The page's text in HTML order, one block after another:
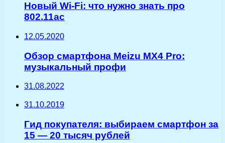
Новый Wi-Fi: что нужно знать про
802.11ac
12.05.2020
Обзор смартфона Meizu MX4 Pro:
музыкальный профи
31.08.2022
31.10.2019
Гид покупателя: выбираем смартфон за
15 — 20 тысяч рублей